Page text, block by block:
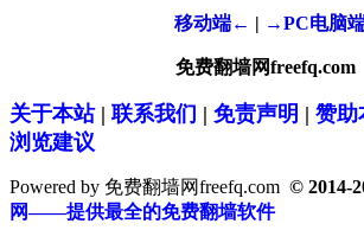
移动端← | →PC电脑
免费翻墙网freefq.com
关于本站| 联系我们 | 免责声明 | 赞助
浏览建议
Powered by 免费翻墙网freefq.com © 2014-
网——提供最全的免费翻墙软件